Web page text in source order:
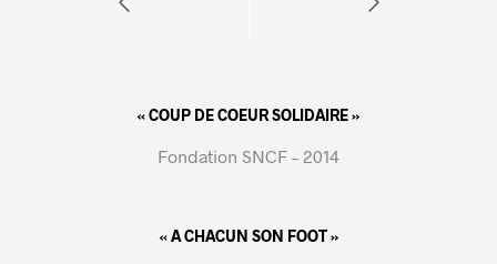
« COUP DE COEUR SOLIDAIRE »
Fondation SNCF – 2014
« A CHACUN SON FOOT »